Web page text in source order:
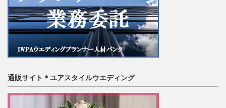
通販サイト＊ユアスタイルウエディング